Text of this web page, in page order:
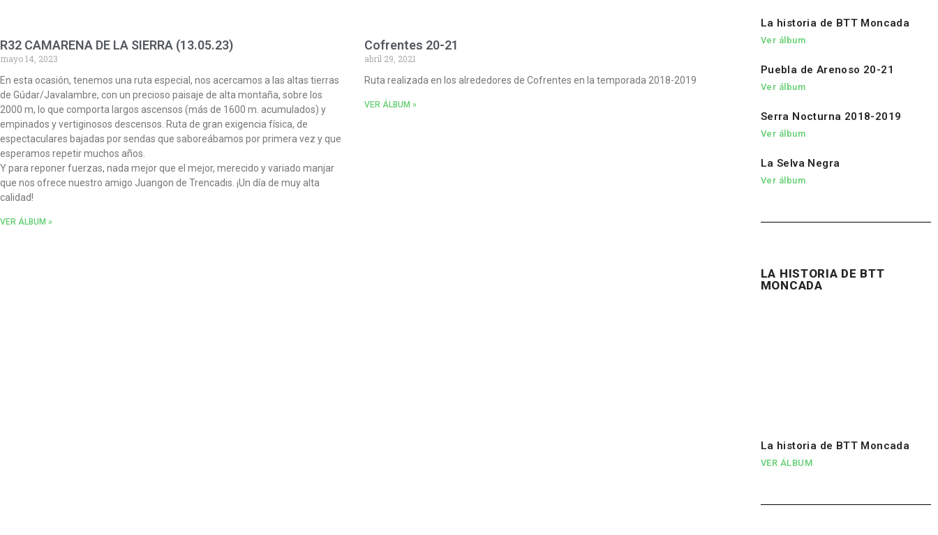
R32 CAMARENA DE LA SIERRA (13.05.23)
mayo 14, 2023
En esta ocasión, tenemos una ruta especial, nos acercamos a las altas tierras
de Gúdar/Javalambre, con un precioso paisaje de alta montaña, sobre los
2000 m, lo que comporta largos ascensos (más de 1600 m. acumulados) y
empinados y vertiginosos descensos. Ruta de gran exigencia física, de
espectaculares bajadas por sendas que saboreábamos por primera vez y que
esperamos repetir muchos años.
Y para reponer fuerzas, nada mejor que el mejor, merecido y variado manjar
que nos ofrece nuestro amigo Juangon de Trencadis. ¡Un día de muy alta
calidad!
VER ÁLBUM »
Cofrentes 20-21
abril 29, 2021
Ruta realizada en los alrededores de Cofrentes en la temporada 2018-2019
VER ÁLBUM »
La historia de BTT Moncada
Ver álbum
Puebla de Arenoso 20-21
Ver álbum
Serra Nocturna 2018-2019
Ver álbum
La Selva Negra
Ver álbum
LA HISTORIA DE BTT
MONCADA
La historia de BTT Moncada
VER ÁLBUM